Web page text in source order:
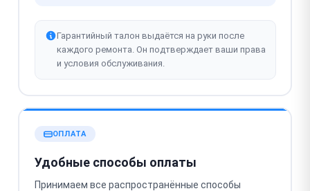
Гарантийный талон выдаётся на руки после
каждого ремонта. Он подтверждает ваши права
и условия обслуживания.
ОПЛАТА
Удобные способы оплаты
Принимаем все распространённые способы